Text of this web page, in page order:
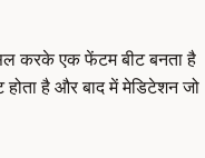
करके एक फेंटम बीट बनता है
है और बाद में मेडिटेशन जो